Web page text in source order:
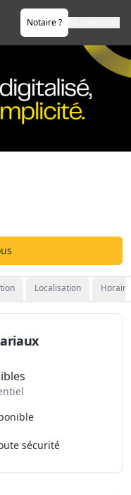
Notaire ?
Localisation
sécurité